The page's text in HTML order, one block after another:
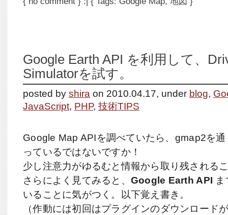
Google Earth API を利用して、
Simulatorを試す。
posted by shira on 2010.04.17, under blog,
JavaScript, PHP, 技術TIPS
Google Map APIを調べていたら、gmap2を
っているではないですか！
少し注意力がゆるむと情報から取り残される
さらによく見てみると、 Google Earth API
いることに気がつく。以下覚え書き。
（作動には初回はプラグインのダウンロード